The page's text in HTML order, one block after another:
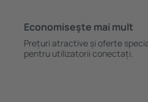
Economiseşte mai mult
Prețuri atractive și oferte
pentru utilizatorii conectați.